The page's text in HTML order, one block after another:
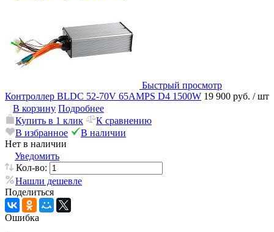
Быстрый просмотр
Контроллер BLDC 52-70V 65AMPS D4 1500W 19 900 руб. / шт
В корзину Подробнее
Купить в 1 клик
К сравнению
В избранное
В наличии
Нет в наличии
Уведомить
Кол-во:
Нашли дешевле
Поделиться
Ошибка